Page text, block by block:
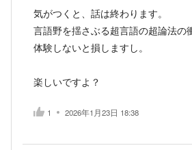
気がつくと、話は終わります。
言語野を揺さぶる超言語の超論法の
体験しないと損しますし。
楽しいですよ？
1 2026年1月23日 18:38